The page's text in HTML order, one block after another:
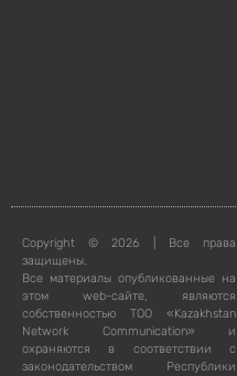
Copyright © 2026 | Все права
защищены.
Все материалы опубликованные на
этом web-сайте, являются
собственностью ТОО «Kazakhstan
Network Communication» и
охраняются в соответствии с
законодательством Республики